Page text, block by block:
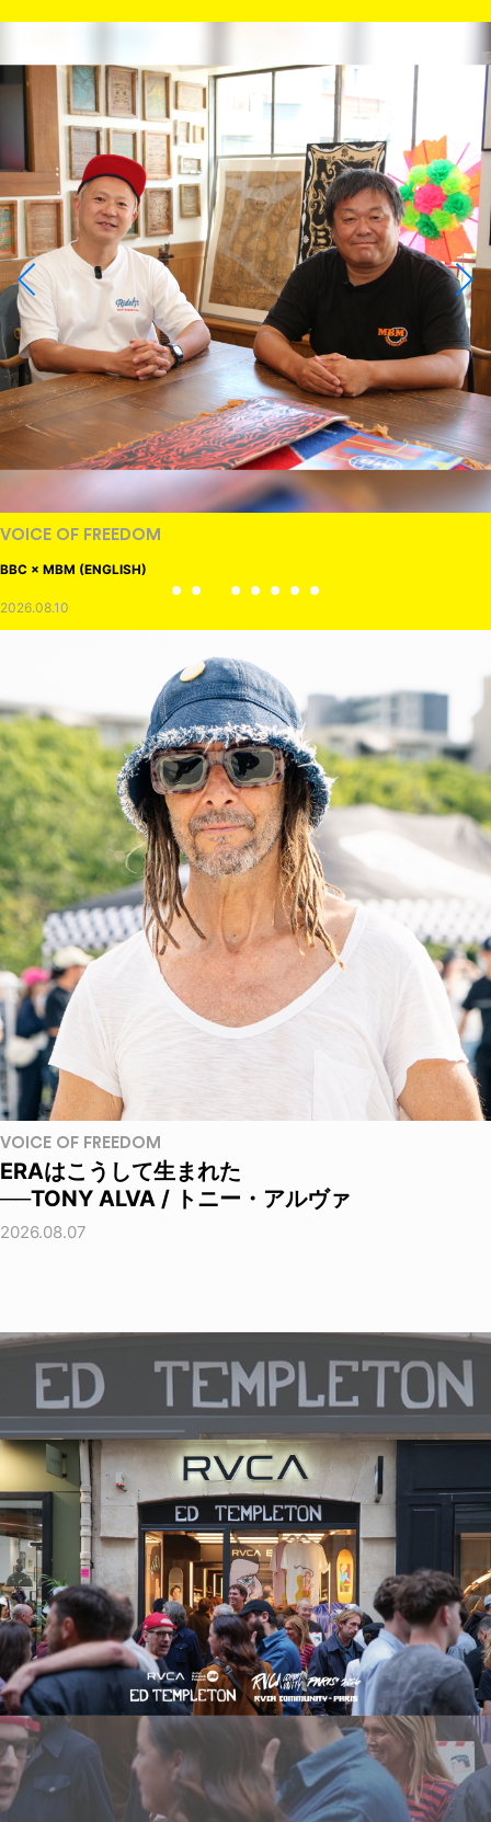
VOICE OF FREEDOM
BBC × MBM (ENGLISH)
2026.08.10
VOICE OF FREEDOM
ERAはこうして生まれた
──TONY ALVA / トニー・アルヴァ
2026.08.07